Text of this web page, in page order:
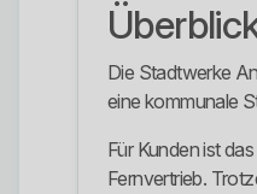
Die Stadtwerke
eine kommunale
Für Kunden ist
Fernvertrieb.